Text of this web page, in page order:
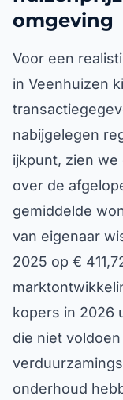
omgeving
Voor een
in Veenhuizen
nabijgelegen
ijkpunt, zien
over de
gemiddelde
van eigenaar
2025 op €
kopers in 2026
die niet
onderhoud